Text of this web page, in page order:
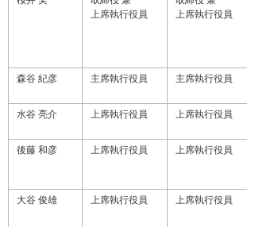
上席執行役員
上席執行役員
森谷 紀彦 主席執行役員 主席執行役員
水谷 亮介 上席執行役員 上席執行役員
後藤 和彦 上席執行役員 上席執行役員
大谷 俊雄 上席執行役員 上席執行役員